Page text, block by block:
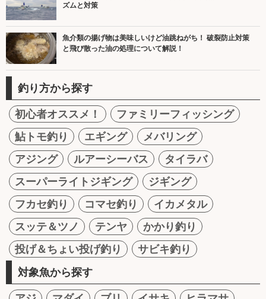
ズムと対策
魚介類の揚げ物は美味しいけど油跳ねがち！ 破裂防止対策
と飛び散った油の処理について解説！
釣り方から探す
初心者オススメ！
ファミリーフィッシング
鮎トモ釣り
エギング
メバリング
アジング
ルアーシーバス
タイラバ
スーパーライトジギング
ジギング
フカセ釣り
コマセ釣り
イカメタル
スッテ＆ツノ
テンヤ
かかり釣り
投げ＆ちょい投げ釣り
サビキ釣り
対象魚から探す